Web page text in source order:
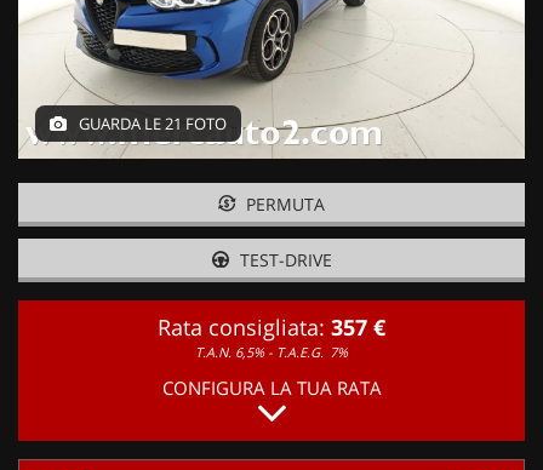
GUARDA LE 21 FOTO
PERMUTA
TEST-DRIVE
Rata consigliata: 357 €
T.A.N. 6,5% - T.A.E.G. 7%
CONFIGURA LA TUA RATA